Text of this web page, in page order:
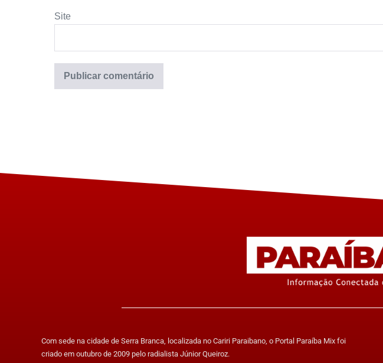
Site
Com sede na cidade de Serra Branca, localizada no Cariri Paraibano, o Portal Paraíba Mix foi
criado em outubro de 2009 pelo radialista Júnior Queiroz.